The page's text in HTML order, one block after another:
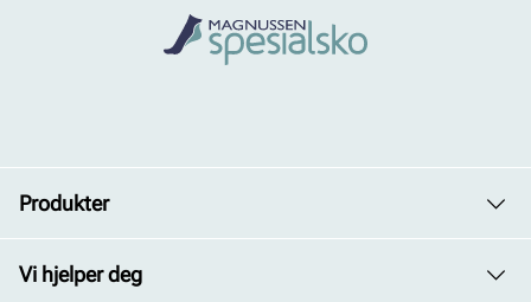
Produkter
Dame
Vi hjelper deg